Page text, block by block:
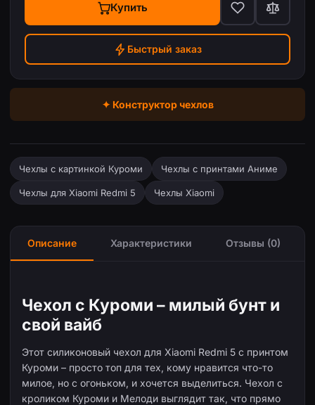
Купить
Быстрый заказ
✦ Конструктор чехлов
Чехлы с картинкой Куроми Чехлы с принтами Аниме
Чехлы для Xiaomi Redmi 5 Чехлы Xiaomi
Описание Характеристики Отзывы (0)
Чехол с Куроми – милый бунт и
свой вайб
Этот силиконовый чехол для Xiaomi Redmi 5 с принтом
Куроми – просто топ для тех, кому нравится что-то
милое, но с огоньком, и хочется выделиться. Чехол с
кроликом Куроми и Мелоди выглядит так, что прямо